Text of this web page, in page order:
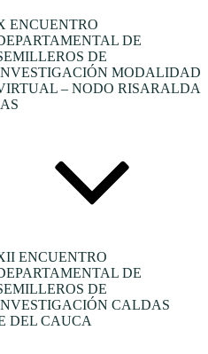
ENCUENTRO
DE
DE
MODALIDAD
– NODO RISARALDA
ENCUENTRO
DE
DE
CALDAS
DEL CAUCA